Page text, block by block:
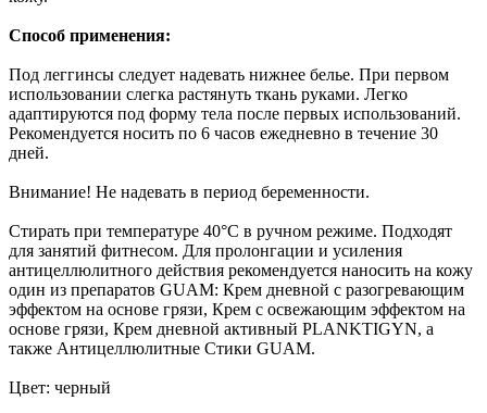
Способ применения:
Под леггинсы следует надевать нижнее белье. При первом
использовании слегка растянуть ткань руками. Легко
адаптируются под форму тела после первых использований.
Рекомендуется носить по 6 часов ежедневно в течение 30
дней.
Внимание! Не надевать в период беременности.
Стирать при температуре 40°С в ручном режиме. Подходят
для занятий фитнесом. Для пролонгации и усиления
антицеллюлитного действия рекомендуется наносить на кожу
один из препаратов GUAM: Крем дневной с разогревающим
эффектом на основе грязи, Крем с освежающим эффектом на
основе грязи, Крем дневной активный PLANKTIGYN, а
также Антицеллюлитные Стики GUAM.
Цвет: черный